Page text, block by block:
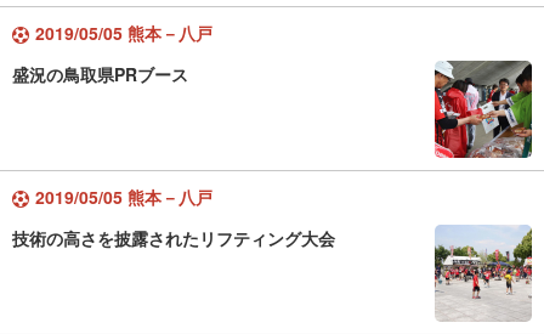
2019/05/05 熊本－八戸
盛況の鳥取県PRブース
2019/05/05 熊本－八戸
技術の高さを披露されたリフティング大会